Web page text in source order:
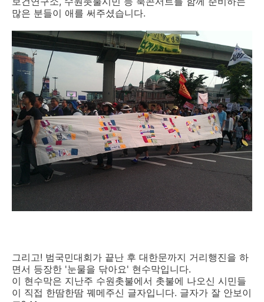
많은 분들이 애를 써주셨습니다.
그리고! 범국민대회가 끝난 후 대한문까지 거리행진을 하
면서 등장한 '눈물을 닦아요' 현수막입니다.
이 현수막은 지난주 수원촛불에서 촛불에 나오신 시민들
이 직접 한땀한땀 꿰메주신 글자입니다. 글자가 잘 안보이